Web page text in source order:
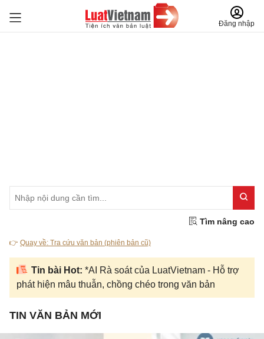
Đăng nhập
Tìm nâng cao
👉 Quay về: Tra cứu văn bản (phiên bản cũ)
Tin bài Hot: *AI Rà soát của LuatVietnam - Hỗ trợ
phát hiện mâu thuẫn, chồng chéo trong văn bản
TIN VĂN BẢN MỚI